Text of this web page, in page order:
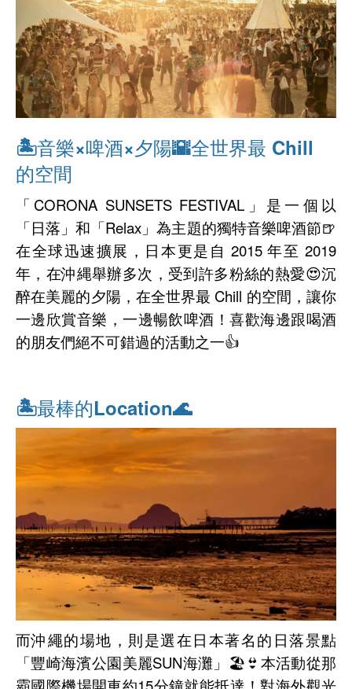
🏝音樂×啤酒×夕陽🌇全世界最 Chill
的空間
「CORONA SUNSETS FESTIVAL」是一個以
「日落」和「Relax」為主題的獨特音樂啤酒節🍺
在全球迅速擴展，日本更是自 2015 年至 2019
年，在沖縄舉辦多次，受到許多粉絲的熱愛😍沉
醉在美麗的夕陽，在全世界最 Chill 的空間，讓你
一邊欣賞音樂，一邊暢飲啤酒！喜歡海邊跟喝酒
的朋友們絕不可錯過的活動之一👍
🏝最棒的Location🌊
而沖繩的場地，則是選在日本著名的日落景點
「豐崎海濱公園美麗SUN海灘」🏖👙本活動從那